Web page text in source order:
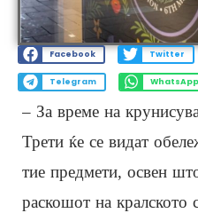
Facebook Twitter
Telegram WhatsApp
– За време на
Трети ќе се видат
тие предмети, освен
раскошот на кралското